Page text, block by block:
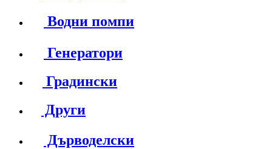
Водни помпи
Генератори
Градински
Други
Дърводелски